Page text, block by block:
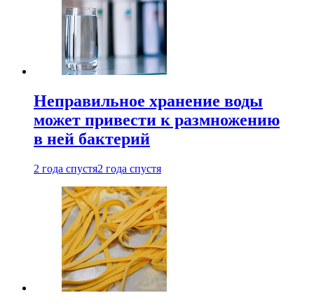
Неправильное хранение воды
может привести к размножению
в ней бактерий
2 года спустя2 года спустя